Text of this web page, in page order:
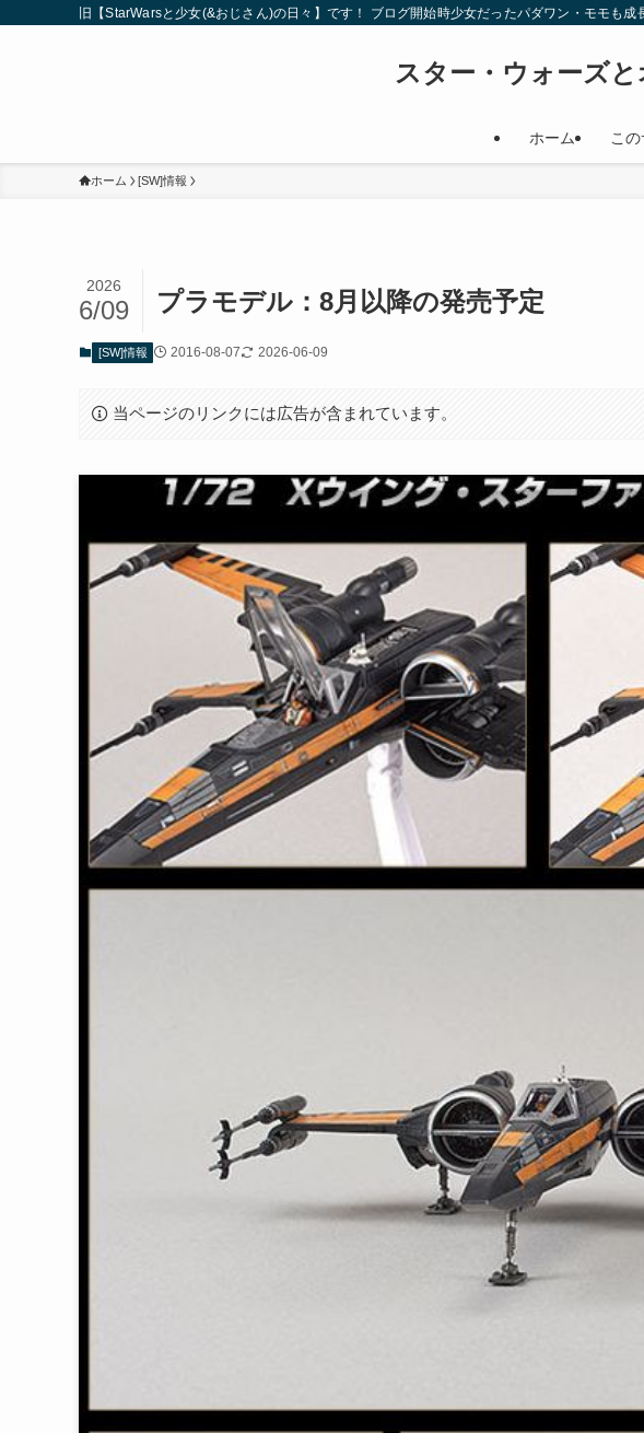
旧【StarWarsと少女(&おじさん)の日々】です！ ブログ開始時少女だったパダワン・モモも
スター・ウォーズ
ホーム こ
ホーム [SW]情報
プラモデル：8月以降の発売予定
2026
6/09
[SW]情報 2016-08-07 2026-06-09
当ページのリンクには広告が含まれています。